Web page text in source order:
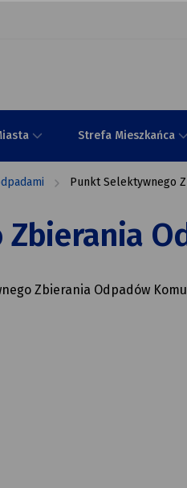
Strefa Mieszkańca
Punkt Selektywnego
Zbierania Odpadów